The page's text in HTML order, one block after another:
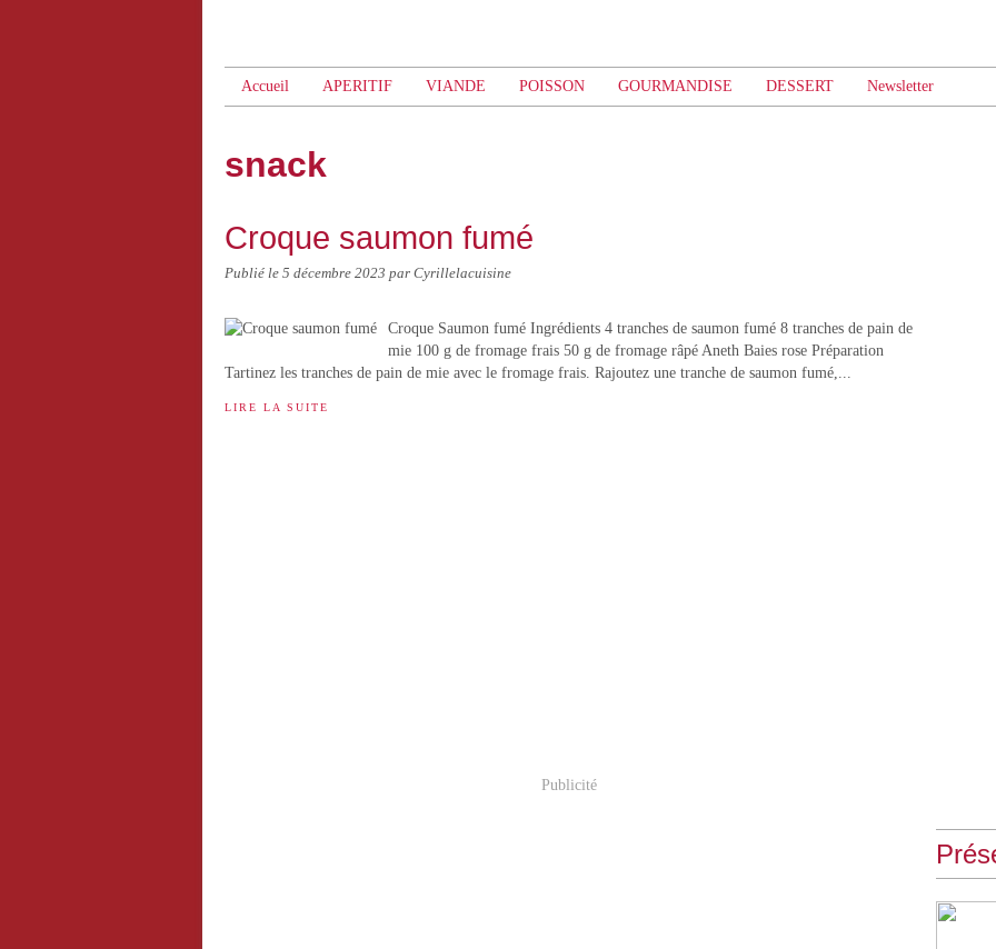
Accueil APERITIF VIANDE POISSON GOURMANDISE DESSERT Newsletter
snack
Croque saumon fumé
Publié le 5 décembre 2023 par Cyrillelacuisine
Croque Saumon fumé Ingrédients 4 tranches de saumon fumé 8 tranches de pain de
mie 100 g de fromage frais 50 g de fromage râpé Aneth Baies rose Préparation
Tartinez les tranches de pain de mie avec le fromage frais. Rajoutez une tranche de saumon fumé,...
LIRE LA SUITE
Publicité